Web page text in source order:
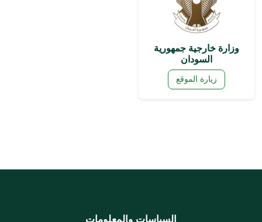
وزارة خارجية جمهورية
السودان
زيارة الموقع
السياسات والمعلومات